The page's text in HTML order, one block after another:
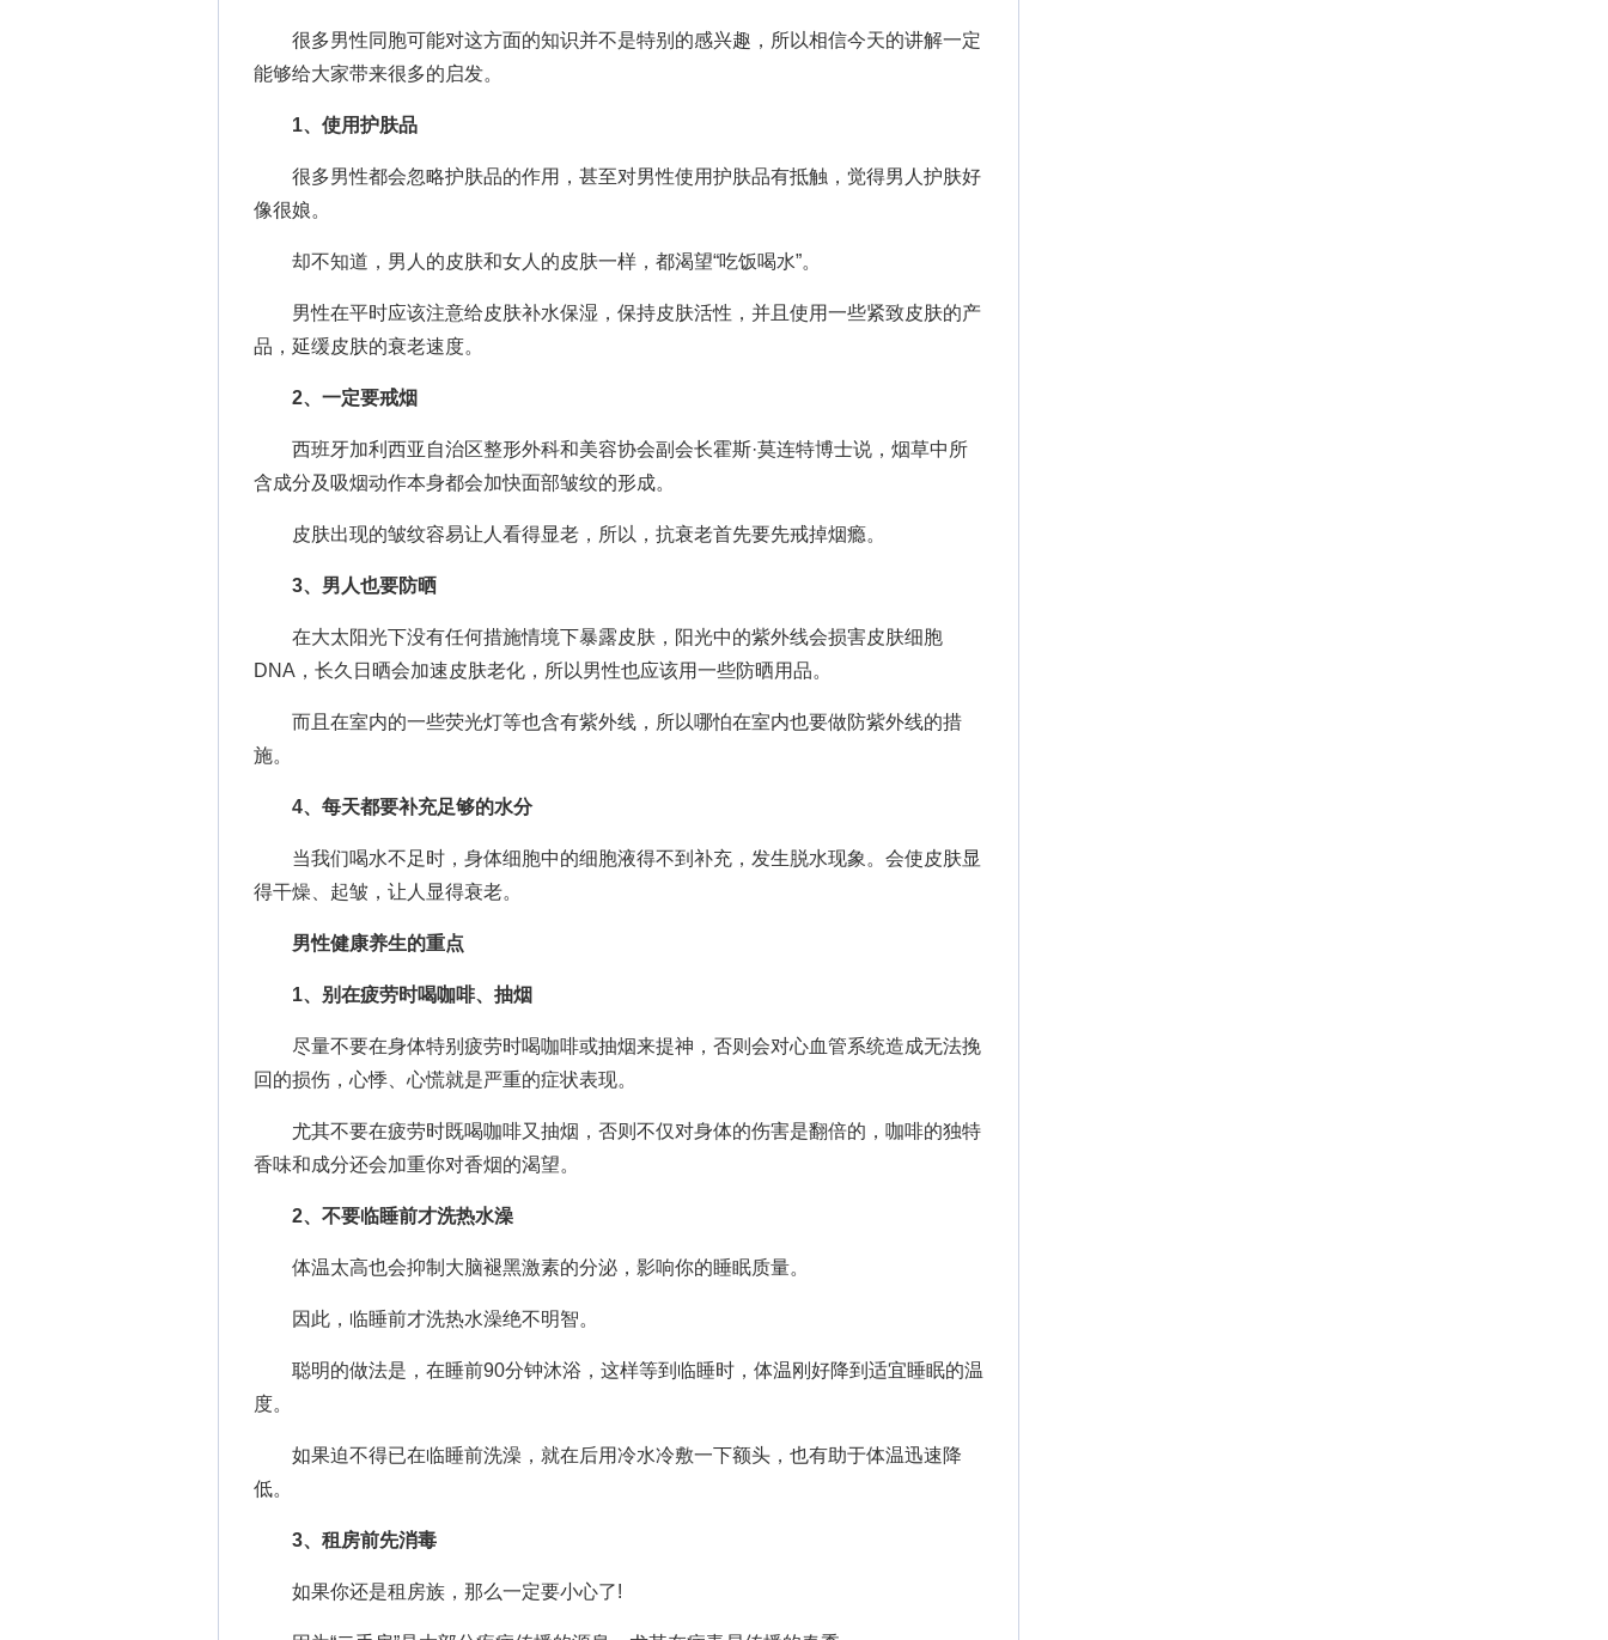
很多男性同胞可能对这方面的知识并不是特别的感兴趣，所以相信今天的讲解一定
能够给大家带来很多的启发。
1、使用护肤品
很多男性都会忽略护肤品的作用，甚至对男性使用护肤品有抵触，觉得男人护肤好
像很娘。
却不知道，男人的皮肤和女人的皮肤一样，都渴望“吃饭喝水”。
男性在平时应该注意给皮肤补水保湿，保持皮肤活性，并且使用一些紧致皮肤的产
品，延缓皮肤的衰老速度。
2、一定要戒烟
西班牙加利西亚自治区整形外科和美容协会副会长霍斯·莫连特博士说，烟草中所
含成分及吸烟动作本身都会加快面部皱纹的形成。
皮肤出现的皱纹容易让人看得显老，所以，抗衰老首先要先戒掉烟瘾。
3、男人也要防晒
在大太阳光下没有任何措施情境下暴露皮肤，阳光中的紫外线会损害皮肤细胞
DNA，长久日晒会加速皮肤老化，所以男性也应该用一些防晒用品。
而且在室内的一些荧光灯等也含有紫外线，所以哪怕在室内也要做防紫外线的措
施。
4、每天都要补充足够的水分
当我们喝水不足时，身体细胞中的细胞液得不到补充，发生脱水现象。会使皮肤显
得干燥、起皱，让人显得衰老。
男性健康养生的重点
1、别在疲劳时喝咖啡、抽烟
尽量不要在身体特别疲劳时喝咖啡或抽烟来提神，否则会对心血管系统造成无法挽
回的损伤，心悸、心慌就是严重的症状表现。
尤其不要在疲劳时既喝咖啡又抽烟，否则不仅对身体的伤害是翻倍的，咖啡的独特
香味和成分还会加重你对香烟的渴望。
2、不要临睡前才洗热水澡
体温太高也会抑制大脑褪黑激素的分泌，影响你的睡眠质量。
因此，临睡前才洗热水澡绝不明智。
聪明的做法是，在睡前90分钟沐浴，这样等到临睡时，体温刚好降到适宜睡眠的温
度。
如果迫不得已在临睡前洗澡，就在后用冷水冷敷一下额头，也有助于体温迅速降
低。
3、租房前先消毒
如果你还是租房族，那么一定要小心了!